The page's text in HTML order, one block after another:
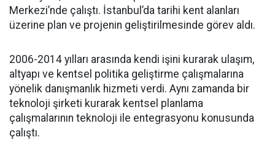
Merkezi’nde çalıştı. İstanbul’da tarihi kent alanları
üzerine plan ve projenin geliştirilmesinde görev aldı.
2006-2014 yılları arasında kendi işini kurarak ulaşım,
altyapı ve kentsel politika geliştirme çalışmalarına
yönelik danışmanlık hizmeti verdi. Aynı zamanda bir
teknoloji şirketi kurarak kentsel planlama
çalışmalarının teknoloji ile entegrasyonu konusunda
çalıştı.